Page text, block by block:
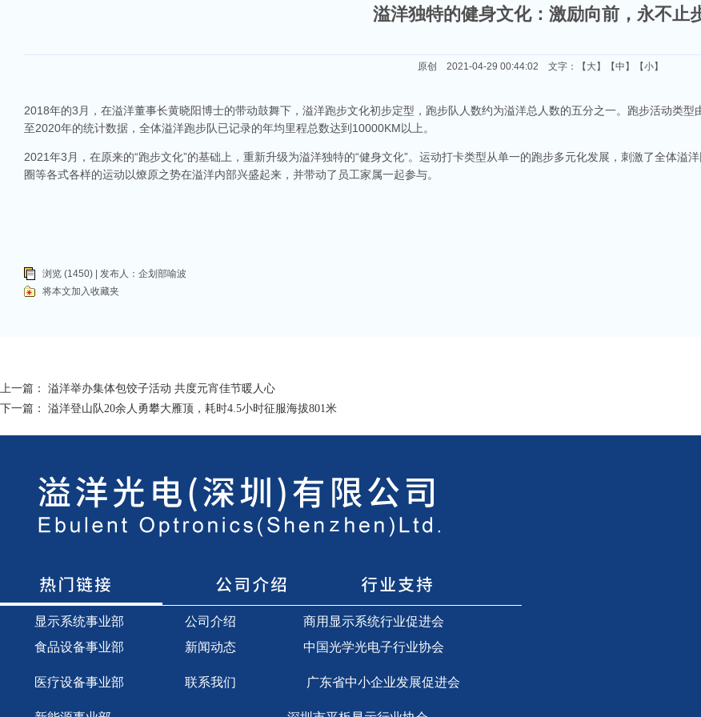
溢洋独特的健身文化：激励向前，永不止
原创 2021-04-29 00:44:02 文字：【 大】【中 】【小】
2018年的3月，在溢洋董事长黄晓阳博士的带动鼓舞下，溢洋跑步文化初步定型，跑步队人数约为溢洋总人数的五分之一。跑步活动类
至2020年的统计数据，全体溢洋跑步队已记录的年均里程总数达到10000KM以上。
2021年3月，在原来的“跑步文化”的基础上，重新升级为溢洋独特的“健身文化”。运动打卡类型从单一的跑步多元化发展，刺激了全体
圈等各式各样的运动以燎原之势在溢洋内部兴盛起来，并带动了员工家属一起参与。
浏览 (1450) | 发布人： 企划部喻波
将本文加入收藏夹
上一篇： 溢洋举办集体包饺子活动 共度元宵佳节暖人心
下一篇： 溢洋登山队20余人勇攀大雁顶，耗时4.5小时征服海拔801米
显示系统事业部 公司介绍
商用显示系统行业促进会
食品设备事业部
新闻动态 中国光学光电子行业协会
医疗设备事业部 联系我们 广东省中小企业发展促进会